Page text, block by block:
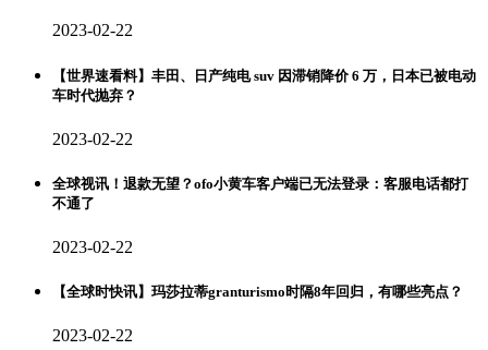
2023-02-22
【世界速看料】丰田、日产纯电 suv 因滞销降价 6 万，日本已被电动
车时代抛弃？
2023-02-22
全球视讯！退款无望？ofo小黄车客户端已无法登录：客服电话都打
不通了
2023-02-22
【全球时快讯】玛莎拉蒂granturismo时隔8年回归，有哪些亮点？
2023-02-22